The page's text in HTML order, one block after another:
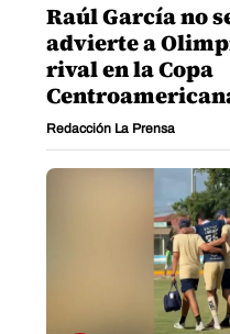
Raúl García no
advierte a
rival en la Copa
Redacción La Prensa